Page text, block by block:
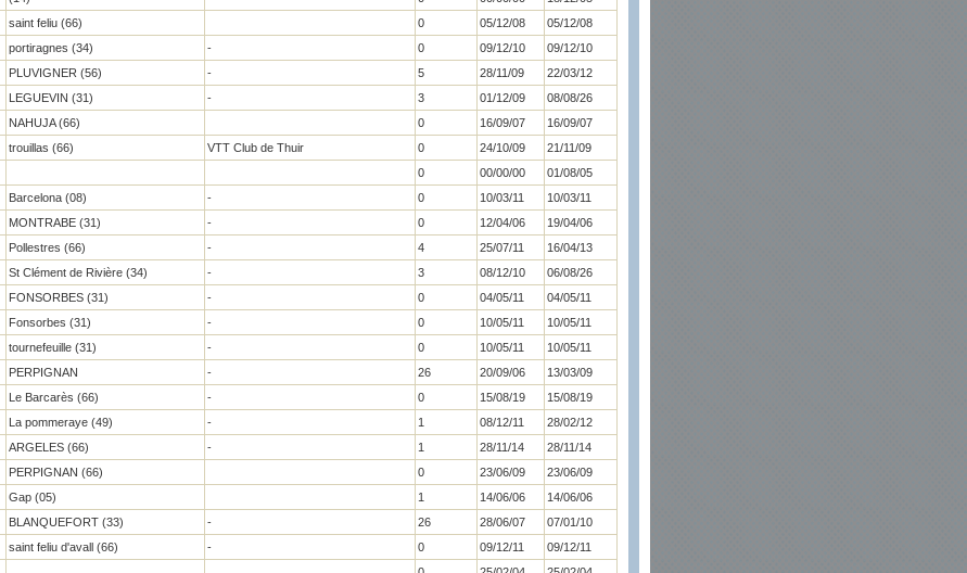
saint feliu (66) 0 05/12/08
05/12/08
portiragnes (34) - 0 09/12/10
09/12/10
PLUVIGNER (56) - 5 28/11/09
22/03/12
LEGUEVIN (31) - 3 01/12/09
08/08/26
NAHUJA (66) 0 16/09/07
16/09/07
trouillas (66) VTT Club de Thuir 0 24/10/09
21/11/09
0 00/00/00
01/08/05
Barcelona (08) - 0 10/03/11
10/03/11
MONTRABE (31) - 0 12/04/06
19/04/06
Pollestres (66) - 4 25/07/11
16/04/13
St Clément de Rivière (34) - 3 08/12/10
06/08/26
FONSORBES (31) - 0 04/05/11
04/05/11
Fonsorbes (31) - 0 10/05/11
10/05/11
tournefeuille (31) - 0 10/05/11
10/05/11
PERPIGNAN - 26 20/09/06
13/03/09
Le Barcarès (66) - 0 15/08/19
15/08/19
La pommeraye (49) - 1 08/12/11
28/02/12
ARGELES (66) - 1 28/11/14
28/11/14
PERPIGNAN (66) 0 23/06/09
23/06/09
Gap (05) 1 14/06/06
14/06/06
BLANQUEFORT (33) - 26 28/06/07
07/01/10
saint feliu d'avall (66) - 0 09/12/11
09/12/11